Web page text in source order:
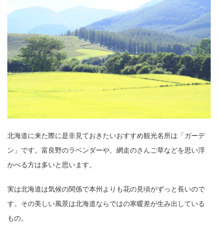
北海道に来た際に是非見ておきたいおすすめ観光名所は「ガーデ
ン」です。富良野のラベンダーや、網走のさんご草などを思い浮
かべる方は多いと思います。
実は北海道は気候の関係で本州よりも花の見頃がずっと長いので
す。その美しい風景は北海道ならではの寒暖差が生み出している
もの。